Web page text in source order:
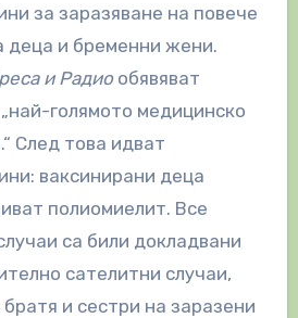
за заразяване на повече
деца и бременни жени.
и Радиообявяват
голямото медицинско
След това идват
ваксинирани деца
полиомиелит. Все
са били докладвани
сателитни случаи,
и сестри на заразени